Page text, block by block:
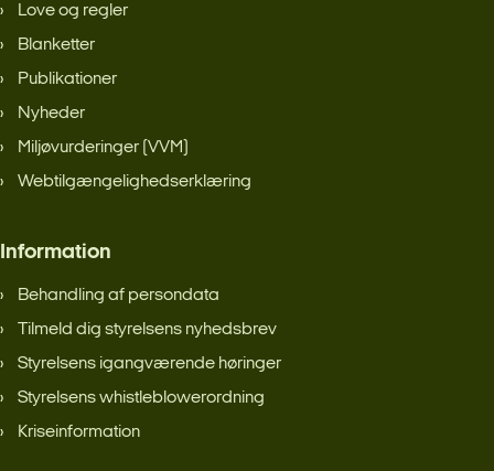
Love og regler
Blanketter
Publikationer
Nyheder
Miljøvurderinger (VVM)
Webtilgængelighedserklæring
Information
Behandling af persondata
Tilmeld dig styrelsens nyhedsbrev
Styrelsens igangværende høringer
Styrelsens whistleblowerordning
Kriseinformation